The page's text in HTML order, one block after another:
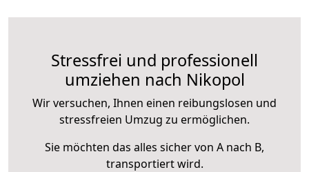
Stressfrei und professionell
umziehen nach Nikopol
Wir versuchen, Ihnen einen reibungslosen und
stressfreien Umzug zu ermöglichen.
Sie möchten das alles sicher von A nach B,
transportiert wird.